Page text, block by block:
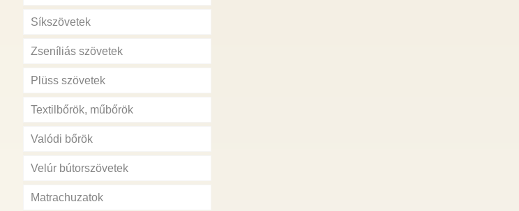
Síkszövetek
Zseníliás szövetek
Plüss szövetek
Textilbőrök, műbőrök
Valódi bőrök
Velúr bútorszövetek
Matrachuzatok